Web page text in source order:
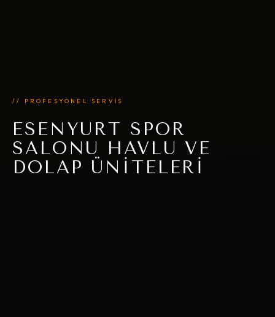
// PROFESYONEL SERVİS
ESENYURT SPOR
SALONU HAVLU VE
DOLAP ÜNITELERI